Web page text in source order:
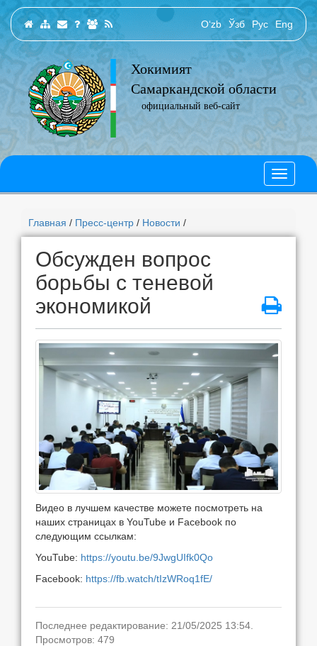
O‘zb Ўзб Рус Eng
Хокимият
Самаркандской области
официальный веб-сайт
Главная / Пресс-центр / Новости /
Обсужден вопрос
борьбы с теневой
экономикой
Видео в лучшем качестве можете посмотреть на
наших страницах в YouTube и Facebook по
следующим ссылкам:
YouTube: https://youtu.be/9JwgUIfk0Qo
Facebook: https://fb.watch/tIzWRoq1fE/
Последнее редактирование: 21/05/2025 13:54.
Просмотров: 479